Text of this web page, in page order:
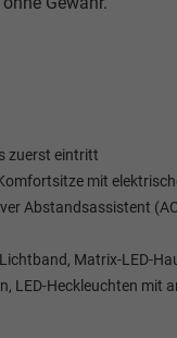
zuerst eintritt
mit
Abstandsassistent
Matrix-LED-
LED-Heckleuchten mit